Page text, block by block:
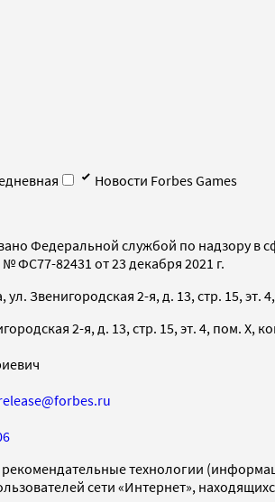
Новости Forbes Games
Федеральной службой по надзору
ФС77-82431 от 23 декабря 2021 г.
Звенигородская 2-я, д. 13, стр. 15, эт.
2-я, д. 13, стр. 15, эт. 4, пом. X,
технологии
сети «Интернет»,